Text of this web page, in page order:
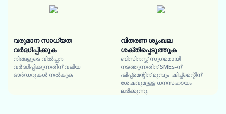
വരുമാന സാധ്യത
വർദ്ധിപ്പിക്കുക
നിങ്ങളുടെ വിൽപ്പന
വർദ്ധിപ്പിക്കുന്നതിന് വലിയ
ഓർഡറുകൾ നൽകുക
വിതരണ ശൃംഖല
ശക്തിപ്പെടുത്തുക
ബിസിനസ്സ് സുഗമമായി
നടത്തുന്നതിന് SMEs-ന്
ഷിപ്പ്‌മെന്റിന് മുമ്പും ഷിപ്പ്‌മെന്റിന്
ശേഷവുമുള്ള ധനസഹായം
ലഭിക്കുന്നു.